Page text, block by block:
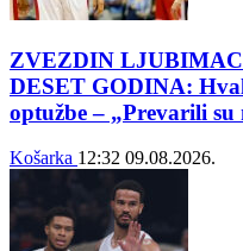
ZVEZDIN
DESET GODINA:
optužbe – „Prevarili su
Košarka 12:32 09.08.2026.